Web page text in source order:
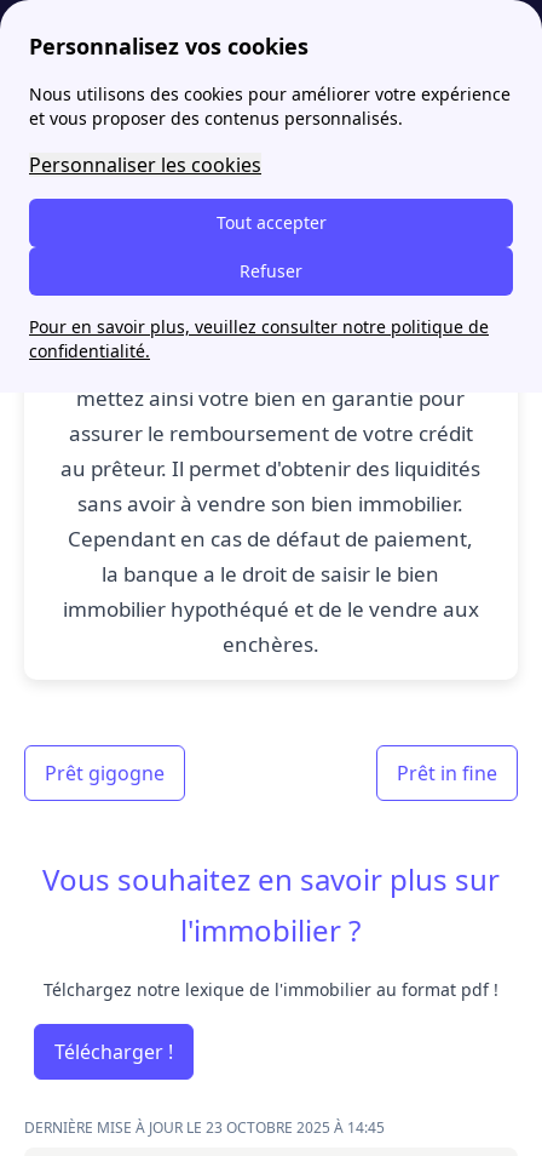
Personnalisez vos cookies
Nous utilisons des cookies pour améliorer votre expérience
et vous proposer des contenus personnalisés.
Personnaliser les cookies
Tout accepter
Refuser
Pour en savoir plus, veuillez consulter notre politique de
confidentialité.
papernest Lexique de l'immobilier: définitions de P à R Prêt hypothécaire : définition
Prêt hypothécaire :
définition
Prêt hypothécaire: Le prêt hypothécaire
est rattaché au bien immobilier. Vous
mettez ainsi votre bien en garantie pour
assurer le remboursement de votre crédit
au prêteur. Il permet d'obtenir des liquidités
sans avoir à vendre son bien immobilier.
Cependant en cas de défaut de paiement,
la banque a le droit de saisir le bien
immobilier hypothéqué et de le vendre aux
enchères.
Prêt gigogne Prêt in fine
Vous souhaitez en savoir plus sur
l'immobilier ?
Télchargez notre lexique de l'immobilier au format pdf !
Télécharger !
DERNIÈRE MISE À JOUR LE 23 OCTOBRE 2025 À 14:45